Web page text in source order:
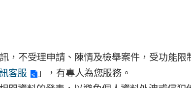
，不受理申請、陳情及檢舉案件，受功能
客服
」，有專人為您服務。